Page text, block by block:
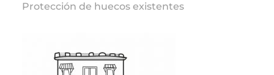
Protección de huecos existentes